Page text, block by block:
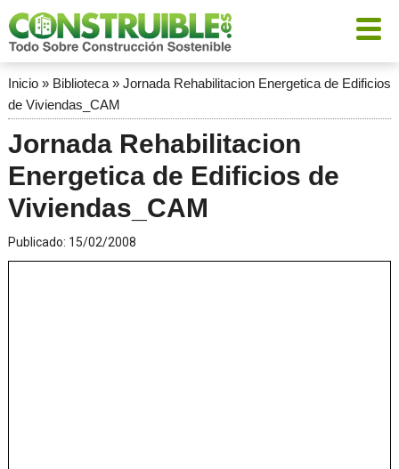
Inicio» Biblioteca» Jornada Rehabilitacion Energetica de Edificios
de Viviendas_CAM
Jornada Rehabilitacion
Energetica de Edificios de
Viviendas_CAM
Publicado: 15/02/2008